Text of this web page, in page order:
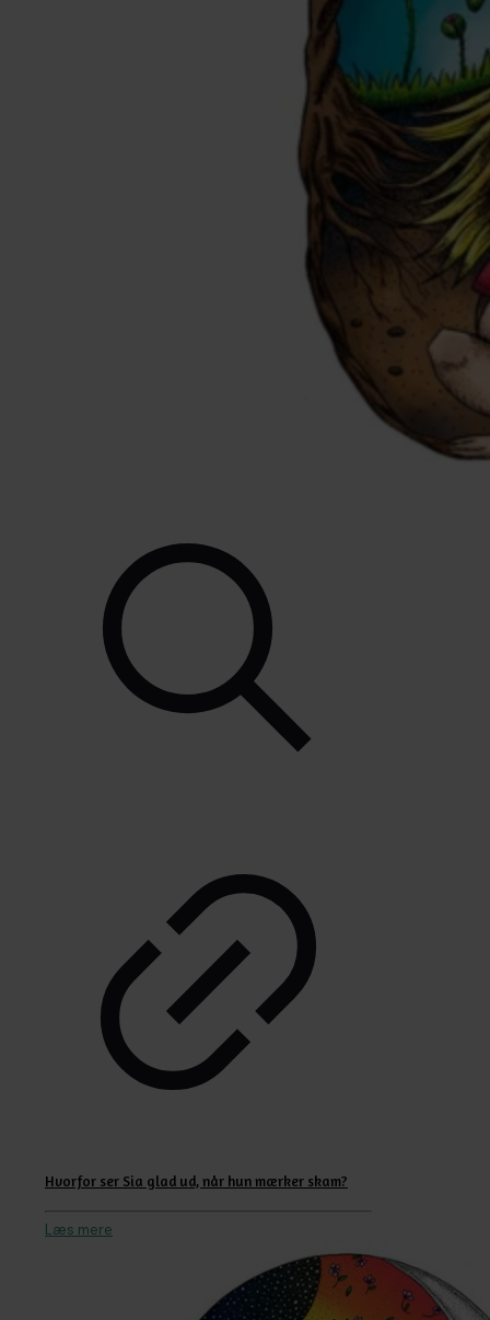
Hvorfor ser Sia glad ud, når hun mærker skam?
Læs mere